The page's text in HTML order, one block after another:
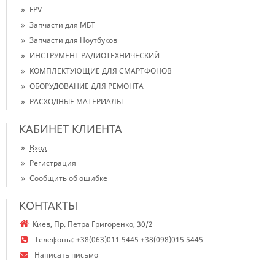
FPV
Запчасти для МБТ
Запчасти для Ноутбуков
ИНСТРУМЕНТ РАДИОТЕХНИЧЕСКИЙ
КОМПЛЕКТУЮЩИЕ ДЛЯ СМАРТФОНОВ
ОБОРУДОВАНИЕ ДЛЯ РЕМОНТА
РАСХОДНЫЕ МАТЕРИАЛЫ
КАБИНЕТ КЛИЕНТА
Вход
Регистрация
Сообщить об ошибке
КОНТАКТЫ
Киев, Пр. Петра Григоренко, 30/2
Телефоны: +38(063)011 5445 +38(098)015 5445
Написать письмо